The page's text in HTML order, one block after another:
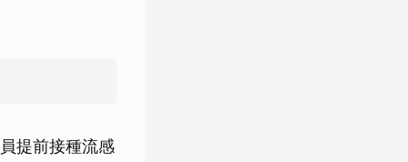
提前接種流感